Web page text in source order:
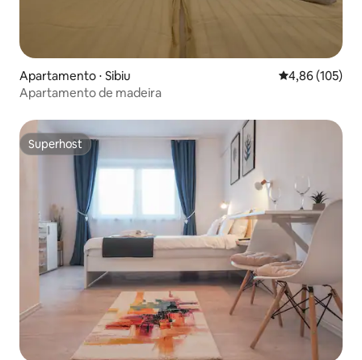
Apartamento ⋅ Sibiu 4,86 de uma
4,86 (105)
Apartamento de madeira
Superhost
Superhost